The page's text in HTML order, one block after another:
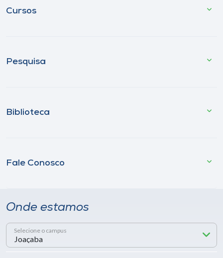
Cursos
Pesquisa
Biblioteca
Fale Conosco
Onde estamos
Selecione o campus